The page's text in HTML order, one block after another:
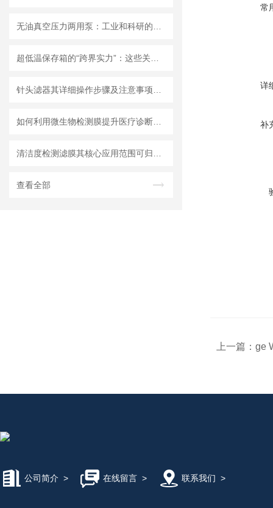
查看全部
常
详
补
上一篇： ge
公司简介 > 在线留言> 联系我们 >